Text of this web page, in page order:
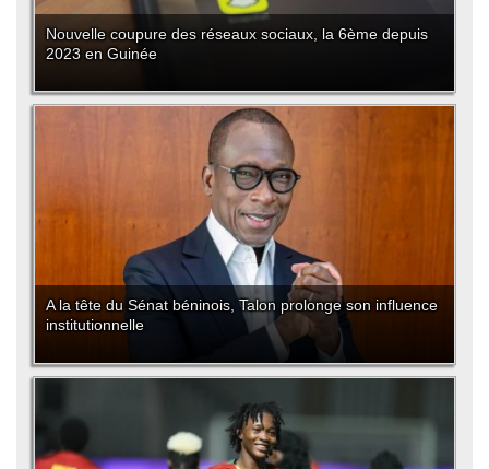
Nouvelle coupure des réseaux sociaux, la 6ème depuis
2023 en Guinée
A la tête du Sénat béninois, Talon prolonge son influence
institutionnelle